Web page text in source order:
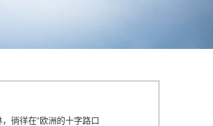
徜徉在“欧洲的十字路口